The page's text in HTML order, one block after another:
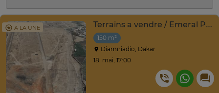
A LA UNE Terrains a vendre / Emeral Prime City de Diamniadio
150 m²
Diamniadio, Dakar
18. mai, 17:00